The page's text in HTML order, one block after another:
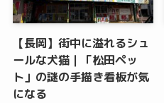
【長岡】街中に溢れるシュ
ールな犬猫｜「松田ペッ
ト」の謎の手描き看板が気
になる